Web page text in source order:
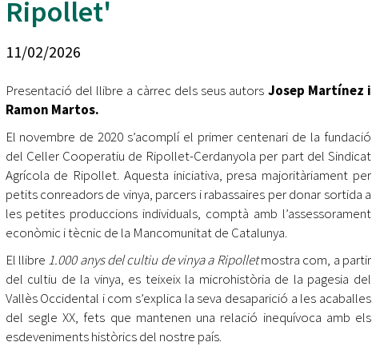
Oberta la convocatòria d'Ajuts per a l'autoocupació
jove 2026
Cerdanyola opta a més de 5 milions d'euros del Pla de
l'entorn de l'avinguda Catalunya
tret de sortida al festival
L’Ajuntament reparteix ulleres gratuïtes per veure
l'eclipsi solar
Ripollet'
11/02/2026
Presentació del llibre a càrrec dels seus autors Josep Martínez i
Ramon Martos.
El novembre de 2020 s’acomplí el primer centenari de la fundació
del Celler Cooperatiu de Ripollet-Cerdanyola per part del Sindicat
Agrícola de Ripollet. Aquesta iniciativa, presa majoritàriament per
petits conreadors de vinya, parcers i rabassaires per donar sortida a
les petites produccions individuals, comptà amb l’assessorament
econòmic i tècnic de la Mancomunitat de Catalunya.
El llibre 1.000 anys del cultiu de vinya a Ripolletmostra com, a partir
del cultiu de la vinya, es teixeix la microhistòria de la pagesia del
Vallès Occidental i com s’explica la seva desaparició a les acaballes
del segle XX, fets que mantenen una relació inequívoca amb els
esdeveniments històrics del nostre país.